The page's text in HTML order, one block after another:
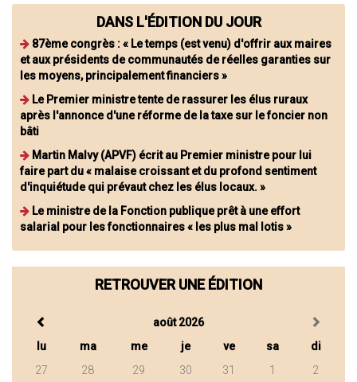
DANS L'ÉDITION DU JOUR
87ème congrès : « Le temps (est venu) d'offrir aux maires
et aux présidents de communautés de réelles garanties sur
les moyens, principalement financiers »
Le Premier ministre tente de rassurer les élus ruraux
après l'annonce d'une réforme de la taxe sur le foncier non
bâti
Martin Malvy (APVF) écrit au Premier ministre pour lui
faire part du « malaise croissant et du profond sentiment
d'inquiétude qui prévaut chez les élus locaux. »
Le ministre de la Fonction publique prêt à une effort
salarial pour les fonctionnaires « les plus mal lotis »
RETROUVER UNE ÉDITION
août 2026
lu
ma me je ve sa
di
27
28 29 30 31 1 2